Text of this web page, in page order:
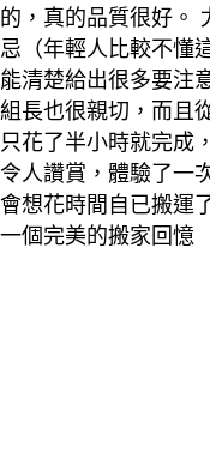
的，真的品質很好。
忌（年輕人比較不懂
能清楚給出很多要注
組長也很親切，而且
只花了半小時就完成
令人讚賞，體驗了一
會想花時間自已搬運
一個完美的搬家回